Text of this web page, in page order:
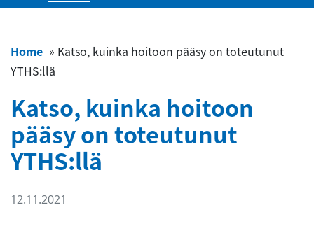
Home » Katso, kuinka hoitoon pääsy on toteutunut
YTHS:llä
Katso, kuinka hoitoon
pääsy on toteutunut
YTHS:llä
12.11.2021